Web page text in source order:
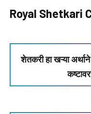
Royal Shetkari
शेतकरी हा खऱ्या